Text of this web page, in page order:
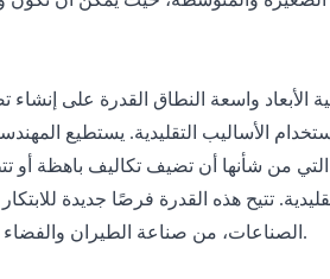
الصناعات، من صناعة الطيران والفضاء إلى صناعة السيارات.